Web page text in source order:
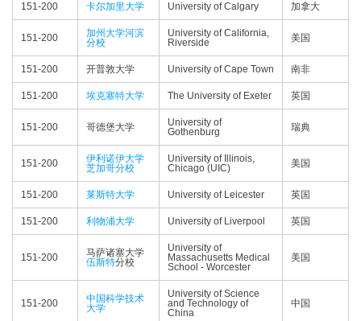
151-200 卡尔加里大学 University of Calgary 加拿大
151-200
加州大学河滨
分校
University of California,
Riverside
美国
151-200 开普敦大学 University of Cape Town 南非
151-200 埃克塞特大学 The University of Exeter 英国
151-200 哥德堡大学
University of
Gothenburg
瑞典
151-200
伊利诺伊大学
芝加哥分校
University of Illinois,
Chicago (UIC)
美国
151-200 莱斯特大学 University of Leicester 英国
151-200 利物浦大学 University of Liverpool 英国
151-200
马萨诸塞大学
伍斯特分校
University of
Massachusetts Medical
School - Worcester
美国
151-200
中国科学技术
大学
University of Science
and Technology of
China
中国